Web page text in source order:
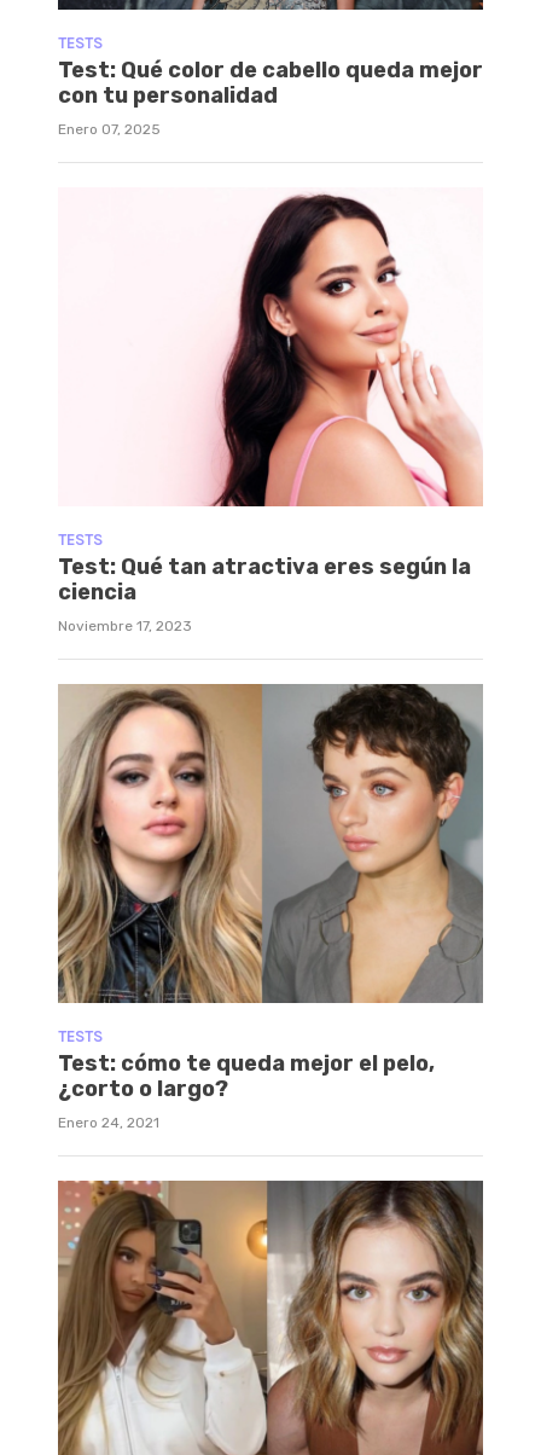
TESTS
Test: Qué color de cabello queda mejor
con tu personalidad
Enero 07, 2025
TESTS
Test: Qué tan atractiva eres según la
ciencia
Noviembre 17, 2023
TESTS
Test: cómo te queda mejor el pelo,
¿corto o largo?
Enero 24, 2021